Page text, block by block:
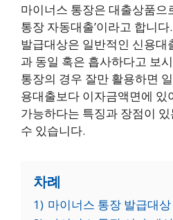
마이너스 통장은 대출상품으
통장 자동대출’이라고 합니
발급대상은 일반적인 신용대
과 동일 혹은 흡사하다고 보
통장의 경우 잘만 활용하면
용대출보다 이자금액면에 있
가능하다는 특징과 장점이
수 있습니다.
차례
1) 마이너스 통장 발급대상